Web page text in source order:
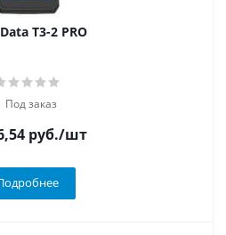
T3-2 PRO
Под заказ
руб./шт